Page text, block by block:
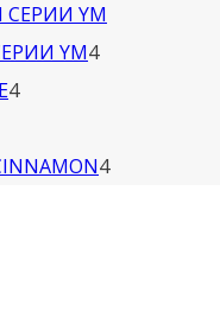
товара
YM44
44
44